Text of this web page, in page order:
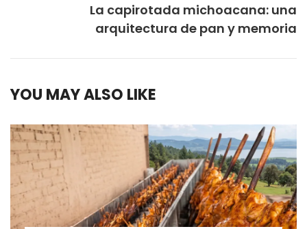
La capirotada michoacana: una
arquitectura de pan y memoria
YOU MAY ALSO LIKE